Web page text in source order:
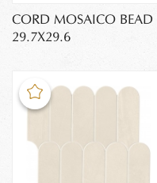
CORD MOSAICO BEAD
29.7X29.6